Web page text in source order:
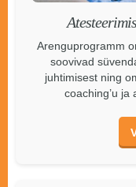
Arenguprogramm
soovivad
juhtimisest ning
coaching’u ja